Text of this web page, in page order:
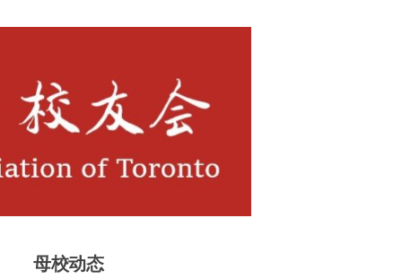
母校动态